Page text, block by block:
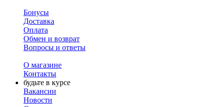
Бонусы
Доставка
Оплата
Обмен и возврат
Вопросы и ответы
О магазине
Контакты
будьте в курсе
Вакансии
Новости